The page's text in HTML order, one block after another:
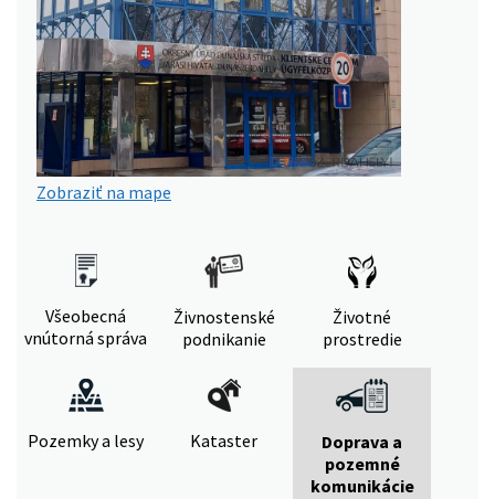
Zobraziť na mape
Všeobecná
vnútorná správa
Živnostenské
podnikanie
Životné
prostredie
Pozemky a lesy Kataster
Doprava a
pozemné
komunikácie